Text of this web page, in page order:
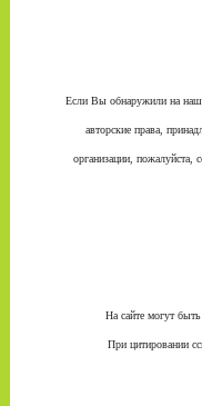
Если Вы обнаружили на
авторские права,
организации,
На сайте могут
При цитировании